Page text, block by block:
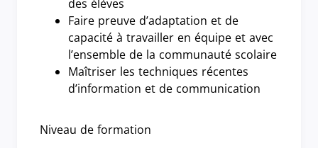
des élèves
Faire preuve d’adaptation et de
capacité à travailler en équipe et avec
l’ensemble de la communauté scolaire
Maîtriser les techniques récentes
d’information et de communication
Niveau de formation